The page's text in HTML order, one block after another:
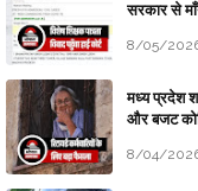
सरकार से
8/05/
मध्य प्रदेश
और बजट
8/04/